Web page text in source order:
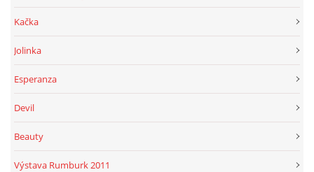
Kačka
Jolinka
Esperanza
Devil
Beauty
Výstava Rumburk 2011